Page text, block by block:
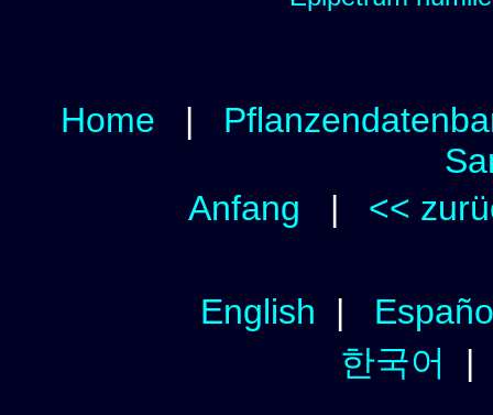
Home |
Anfang | <<
English |
한국어